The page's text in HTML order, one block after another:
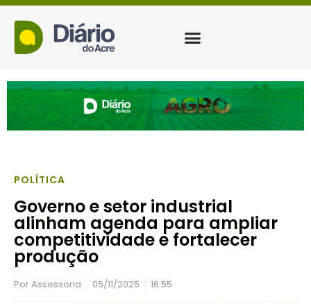
POLÍTICA
Governo e setor industrial
alinham agenda para ampliar
competitividade e fortalecer
produção
PorAssessoria 05/11/2025 16:55